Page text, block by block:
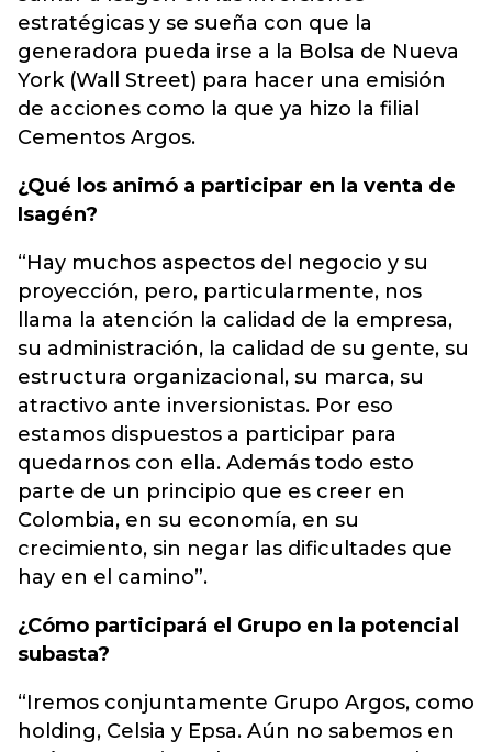
estratégicas y se sueña con que la
generadora pueda irse a la Bolsa de Nueva
York (Wall Street) para hacer una emisión
de acciones como la que ya hizo la filial
Cementos Argos.
¿Qué los animó a participar en la venta de
Isagén?
“Hay muchos aspectos del negocio y su
proyección, pero, particularmente, nos
llama la atención la calidad de la empresa,
su administración, la calidad de su gente, su
estructura organizacional, su marca, su
atractivo ante inversionistas. Por eso
estamos dispuestos a participar para
quedarnos con ella. Además todo esto
parte de un principio que es creer en
Colombia, en su economía, en su
crecimiento, sin negar las dificultades que
hay en el camino”.
¿Cómo participará el Grupo en la potencial
subasta?
“Iremos conjuntamente Grupo Argos, como
holding, Celsia y Epsa. Aún no sabemos en